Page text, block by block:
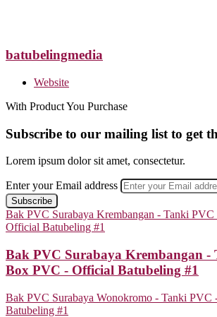
batubelingmedia
Website
With Product You Purchase
Subscribe to our mailing list to get
Lorem ipsum dolor sit amet, consectetur.
Enter your Email address
Bak PVC Surabaya Krembangan - Tanki
Official Batubeling #1
Bak PVC Surabaya Krembangan -
Box PVC - Official Batubeling #1
Bak PVC Surabaya Wonokromo - Tanki
Batubeling #1